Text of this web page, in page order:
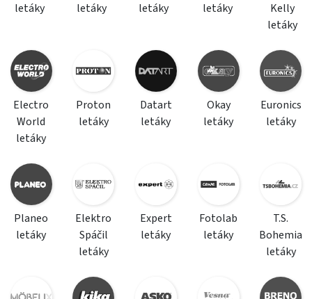
letáky
letáky
letáky
letáky
Kelly
letáky
Electro
World
letáky
Proton
letáky
Datart
letáky
Okay
letáky
Euronics
letáky
Planeo
letáky
Elektro
Spáčil
letáky
Expert
letáky
Fotolab
letáky
T.S.
Bohemia
letáky